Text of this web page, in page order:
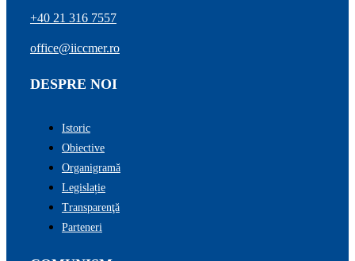
+40 21 316 7557
office@iiccmer.ro
DESPRE NOI
Istoric
Obiective
Organigramă
Legislație
Transparenţă
Parteneri